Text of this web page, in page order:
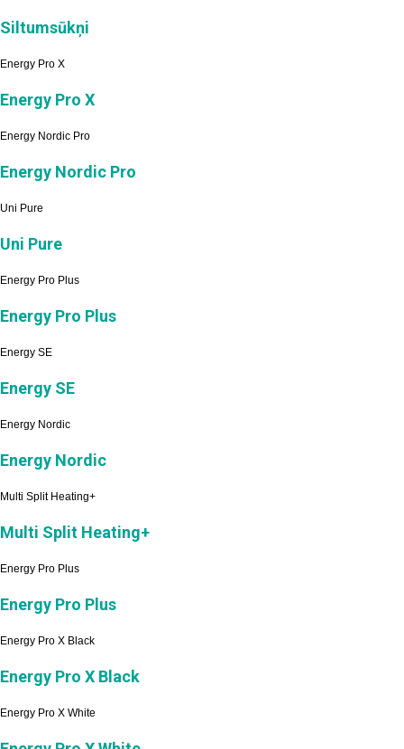
Siltumsūkņi
Energy Pro X
Energy Pro X
Energy Nordic Pro
Energy Nordic Pro
Uni Pure
Uni Pure
Energy Pro Plus
Energy Pro Plus
Energy SE
Energy SE
Energy Nordic
Energy Nordic
Multi Split Heating+
Multi Split Heating+
Energy Pro Plus
Energy Pro Plus
Energy Pro X Black
Energy Pro X Black
Energy Pro X White